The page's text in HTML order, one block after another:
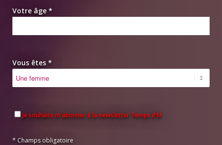
Votre âge *
Vous êtes *
Je souhaite m'abonner à la newsletter Temps d'M
* Champs obligatoire